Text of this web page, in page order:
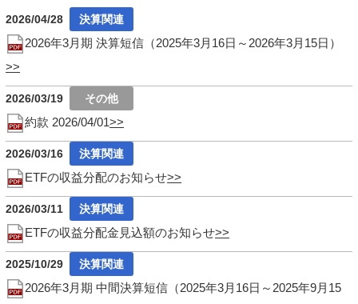
2026/04/28
2026年3月期 決算短信（2025年3月16日～2026年3月15日）
2026/03/19
約款 2026/04/01
2026/03/16
ETFの収益分配のお知らせ
2026/03/11
ETFの収益分配金見込額のお知らせ
2025/10/29
2026年3月期 中間決算短信（2025年3月16日～2025年9月15